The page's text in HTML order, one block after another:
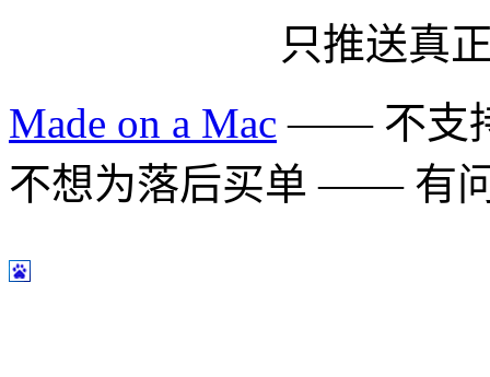
只推送真
Made on a Mac —— 不支
不想为落后买单 —— 有